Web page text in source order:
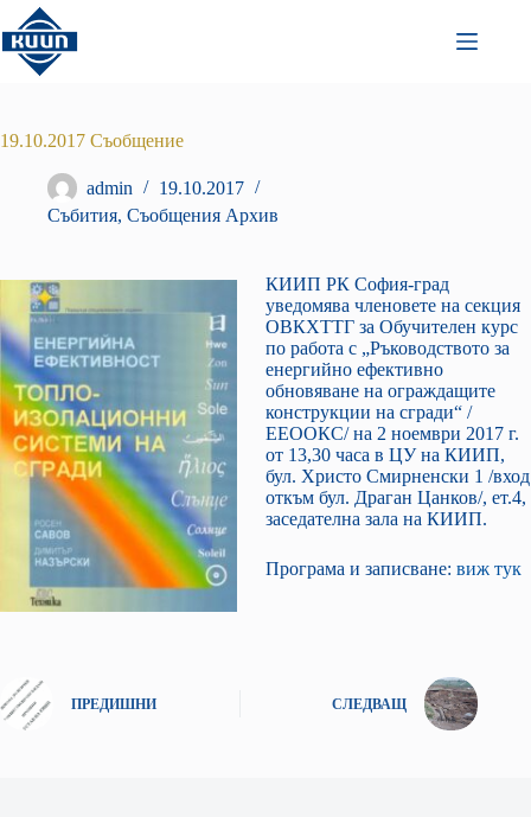
Преминаване
към
съдържанието
19.10.2017 Съобщение
admin
19.10.2017
Събития, Съобщения Архив
КИИП РК София-град
уведомява членовете на секция
ОВКХТТГ за Обучителен курс
по работа с „Ръководството за
енергийно ефективно
обновяване на ограждащите
конструкции на сгради“ /
ЕЕООКС/ на 2 ноември 2017 г.
от 13,30 часа в ЦУ на КИИП,
бул. Христо Смирненски 1 /вход
откъм бул. Драган Цанков/, ет.4,
заседателна зала на КИИП.
Програма и записване: виж тук
ПРЕДИШНИ СЛЕДВАЩ